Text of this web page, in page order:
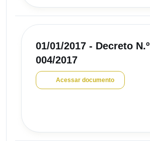
01/01/2017 - Decreto N.º
004/2017
Acessar documento